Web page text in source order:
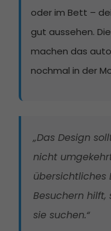
oder im Bett –
gut aussehen.
machen das
nochmal in der
„Das Design
nicht
übersichtliches
Besuchern hilft,
sie suchen.“